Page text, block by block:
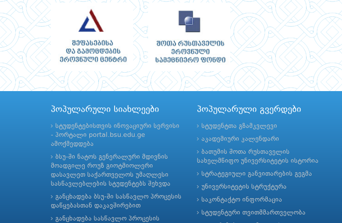
პოპულარული სიახლეები
სტუდენტებისთვის ინოვაციური სერვისი
- პორტალი portal.bsu.edu.ge
ამოქმედდება
ბსუ-ში ნატოს გენერალური მდივნის
მოადგილე როუზ გიოტმიოლერი
დასავლეთ საქართველოს უმაღლესი
სასწავლებლების სტუდენტებს შეხვდა
განცხადება ბსუ-ში სასწავლო პროცესის
დაწყებასთან დაკავშირებით
განცხადება სასწავლო პროცესის
პოპულარული გვერდები
სტუდენტთა გზამკვლევი
აკადემიური კალენდარი
ბათუმის შოთა რუსთაველის
სახელმწიფო უნივერსიტეტის ისტორია
სტრატეგიული განვითარების გეგმა
უნივერსიტეტის სტრუქტურა
საკონტაქტო ინფორმაცია
სტუდენტური თვითმმართველობა